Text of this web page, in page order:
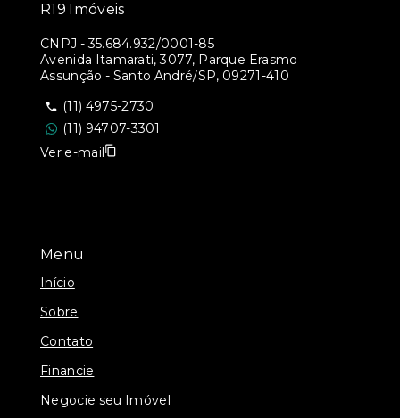
Menu
Início
Sobre
Contato
Financie
Negocie seu Imóvel
R19 Imóveis
CNPJ -35.684.932/0001-85
Avenida Itamarati, 3077, Parque Erasmo
Assunção - Santo André/SP, 09271-410
(11) 4975-2730
(11) 94707-3301
Ver e-mail